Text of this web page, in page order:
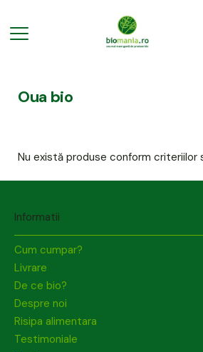
Oua bio
Nu există produse conform criteriilor
Informatii
Cum cumpar?
Livrare
De ce bio?
Despre noi
Risipa alimentara
Testimoniale